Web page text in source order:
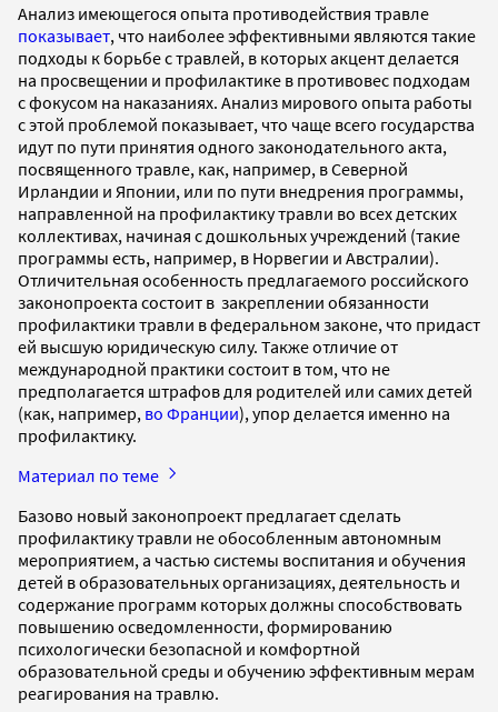
Анализ имеющегося опыта противодействия травле
показывает, что наиболее эффективными являются такие
подходы к борьбе с травлей, в которых акцент делается
на просвещении и профилактике в противовес подходам
с фокусом на наказаниях. Анализ мирового опыта работы
с этой проблемой показывает, что чаще всего государства
идут по пути принятия одного законодательного акта,
посвященного травле, как, например, в Северной
Ирландии и Японии, или по пути внедрения программы,
направленной на профилактику травли во всех детских
коллективах, начиная с дошкольных учреждений (такие
программы есть, например, в Норвегии и Австралии).
Отличительная особенность предлагаемого российского
законопроекта состоит в закреплении обязанности
профилактики травли в федеральном законе, что придаст
ей высшую юридическую силу. Также отличие от
международной практики состоит в том, что не
предполагается штрафов для родителей или самих детей
(как, например, во Франции), упор делается именно на
профилактику.
Материал по теме
Базово новый законопроект предлагает сделать
профилактику травли не обособленным автономным
мероприятием, а частью системы воспитания и обучения
детей в образовательных организациях, деятельность и
содержание программ которых должны способствовать
повышению осведомленности, формированию
психологически безопасной и комфортной
образовательной среды и обучению эффективным мерам
реагирования на травлю.